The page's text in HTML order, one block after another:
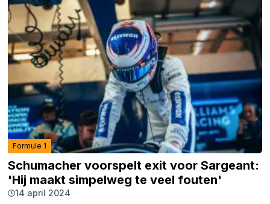
Formule 1
Schumacher voorspelt exit voor Sargeant:
'Hij maakt simpelweg te veel fouten'
14 april 2024